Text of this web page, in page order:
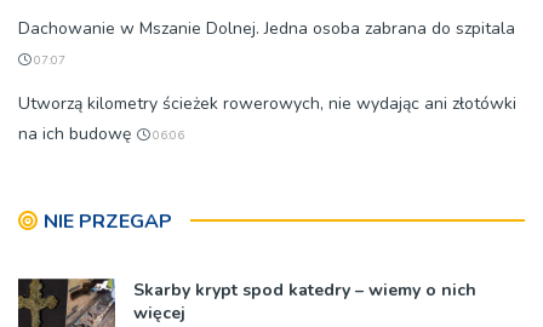
Dachowanie w Mszanie Dolnej. Jedna osoba zabrana do szpitala
07:07
Utworzą kilometry ścieżek rowerowych, nie wydając ani złotówki
na ich budowę
06:06
NIE PRZEGAP
Skarby krypt spod katedry – wiemy o nich
więcej